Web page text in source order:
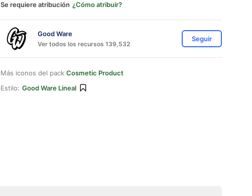
Se requiere atribución ¿Cómo atribuir?
Good Ware
Ver todos los recursos 139,532
Seguir
Más iconos del pack Cosmetic Product
Estilo: Good Ware Lineal